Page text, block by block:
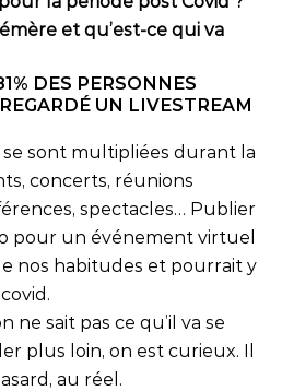
et qu’est-ce qui va
DES PERSONNES
UN LIVESTREAM
se sont multipliées durant la
concerts, réunions
spectacles… Publier
pour un événement virtuel
nos habitudes et pourrait y
ne sait pas ce qu’il va se
plus loin, on est curieux. Il
au réel.